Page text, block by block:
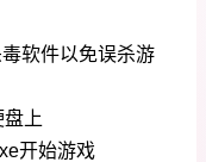
软件以免误杀游
上
开始游戏